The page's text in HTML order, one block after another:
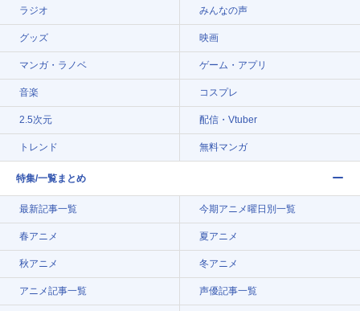
ラジオ みんなの声
グッズ 映画
マンガ・ラノベ ゲーム・アプリ
音楽 コスプレ
2.5次元 配信・Vtuber
トレンド 無料マンガ
特集/一覧まとめ
最新記事一覧 今期アニメ曜日別一覧
春アニメ 夏アニメ
秋アニメ 冬アニメ
アニメ記事一覧 声優記事一覧